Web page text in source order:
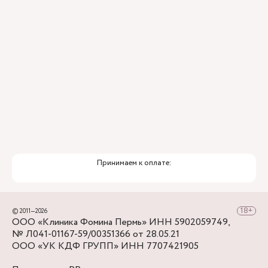
Принимаем к оплате:
© 2011—2026
ООО «Клиника Фомина Пермь» ИНН 5902059749,
№ Л041-01167-59/00351366 от 28.05.21
ООО «УК КДФ ГРУПП» ИНН 7707421905